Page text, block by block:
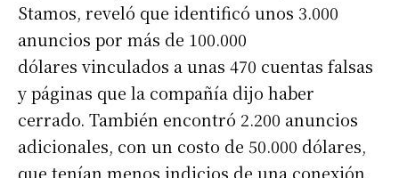
Stamos, reveló que identificó unos 3.000
anuncios por más de 100.000
dólares vinculados a unas 470 cuentas falsas
y páginas que la compañía dijo haber
cerrado. También encontró 2.200 anuncios
adicionales, con un costo de 50.000 dólares,
que tenían menos indicios de una conexión